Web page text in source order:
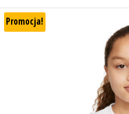
Promocja!